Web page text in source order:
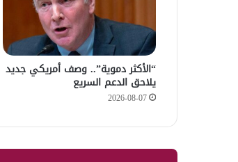
“الأكثر دموية”.. وصف أمريكي جديد
يلاحق الدعم السريع
2026-08-07